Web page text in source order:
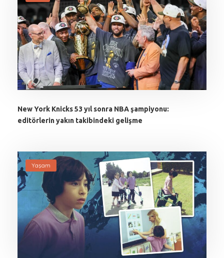
New York Knicks 53 yıl sonra NBA şampiyonu:
editörlerin yakın takibindeki gelişme
Yaşam